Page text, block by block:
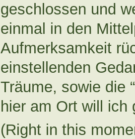
geschlossen und
einmal in den
Aufmerksamkeit
einstellenden
Träume, sowie die
hier am Ort will
(Right in this